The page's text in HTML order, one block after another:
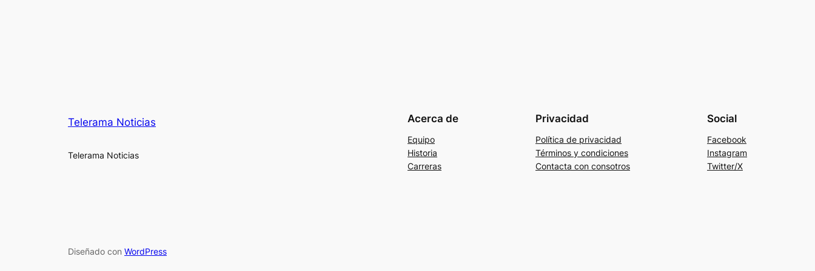
Telerama Noticias
Telerama Noticias
Acerca de
Equipo
Historia
Carreras
Privacidad
Política de privacidad
Términos y condiciones
Contacta con consotros
Social
Facebook
Instagram
Twitter/X
Diseñado con WordPress